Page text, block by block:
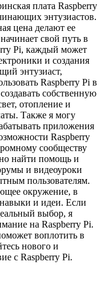
плата Raspberry
энтузиастов.
цена делают ее
свой путь в
Pi, каждый может
и создания
энтузиаст,
Raspberry Pi в
собственную
отопление и
Также я могу
приложения
Raspberry
сообществу
найти помощь и
и видеоуроки
пользователям.
окружение, в
и идеи. Если
выбор, я
на Raspberry Pi.
воплотить в
нового и
с Raspberry Pi.